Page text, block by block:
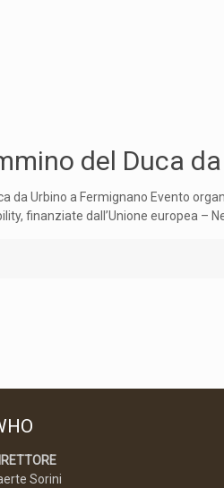
del Duca
da Urbino a Fermignano Evento
finanziate dall’Unione europea –
Sorini